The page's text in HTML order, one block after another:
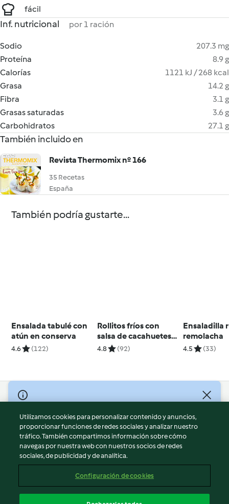
fácil
Inf. nutricional por 1 ración
Sodio
207.3 mg
Proteína
8.9 g
Calorías
1121 kJ / 268 kcal
Grasa
14.2 g
Fibra
3.1 g
Grasas saturadas
3.6 g
Carbohidratos
27.1 g
También incluido en
Revista Thermomix nº 166
35 Recetas
España
También podría gustarte...
Ensalada tabulé con
atún en conserva
4.6 (122)
Rollitos fríos con
salsa de cacahuetes
(Goi cuon) - Vietnam
4.8 (92)
Ensaladilla
remolacha
4.5 (33)
© Copyright 2026
Términos de uso
Política de privacidad
Aviso legal
Información legal
Reportar contenido
Utilizamos cookies para personalizar contenido y anuncios,
proporcionar funciones de redes sociales y analizar nuestro
tráfico. También compartimos información sobre cómo
navegas por nuestra web con nuestros socios de redes
sociales, de publicidad y de analítica.
Configuración de cookies